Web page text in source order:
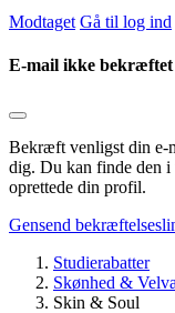
Modtaget Gå til log ind
E-mail ikke bekræftet
Bekræft venligst din e-
dig. Du kan finde den i
oprettede din profil.
Gensend
Studierabatter
Skønhed &
Skin & Soul